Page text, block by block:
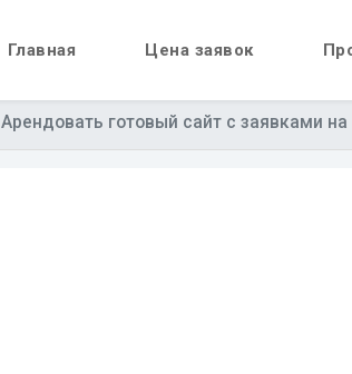
Главная Цена заявок
Арендовать готовый сайт с заявками на